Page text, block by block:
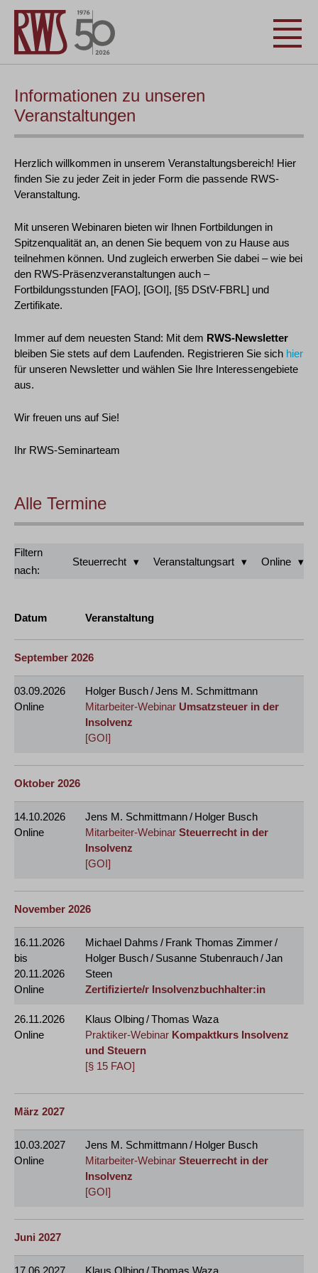
Informationen zu unseren
Veranstaltungen
Herzlich willkommen in unserem Veranstaltungsbereich! Hier
finden Sie zu jeder Zeit in jeder Form die passende RWS-
Veranstaltung.
Mit unseren Webinaren bieten wir Ihnen Fortbildungen in
Spitzenqualität an, an denen Sie bequem von zu Hause aus
teilnehmen können. Und zugleich erwerben Sie dabei – wie bei
den RWS-Präsenzveranstaltungen auch –
Fortbildungsstunden [FAO], [GOI], [§5 DStV-FBRL] und
Zertifikate.
Immer auf dem neuesten Stand: Mit dem RWS-Newsletter
bleiben Sie stets auf dem Laufenden. Registrieren Sie sich hier
für unseren Newsletter und wählen Sie Ihre Interessengebiete
aus.
Wir freuen uns auf Sie!
Ihr RWS-Seminarteam
Alle Termine
Filtern
nach:
Steuerrecht Veranstaltungsart Online
Datum Veranstaltung
September 2026
03.09.2026
Online
Holger Busch / Jens M. Schmittmann
Mitarbeiter-Webinar Umsatzsteuer in der
Insolvenz
[GOI]
Oktober 2026
14.10.2026
Online
Jens M. Schmittmann / Holger Busch
Mitarbeiter-Webinar Steuerrecht in der
Insolvenz
[GOI]
November 2026
16.11.2026
bis
20.11.2026
Online
Michael Dahms / Frank Thomas Zimmer /
Holger Busch / Susanne Stubenrauch / Jan
Steen
Zertifizierte/r Insolvenzbuchhalter:in
26.11.2026
Online
Klaus Olbing / Thomas Waza
Praktiker-Webinar Kompaktkurs Insolvenz
und Steuern
[§ 15 FAO]
März 2027
10.03.2027
Online
Jens M. Schmittmann / Holger Busch
Mitarbeiter-Webinar Steuerrecht in der
Insolvenz
[GOI]
Juni 2027
17.06.2027 Klaus Olbing / Thomas Waza